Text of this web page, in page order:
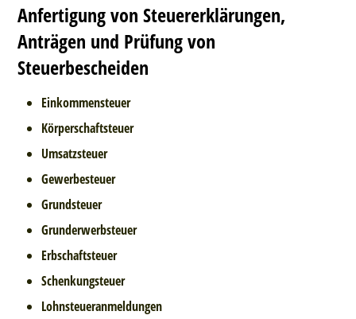
Anfertigung von Steuererklärungen,
Anträgen und Prüfung von
Steuerbescheiden
Einkommensteuer
Körperschaftsteuer
Umsatzsteuer
Gewerbesteuer
Grundsteuer
Grunderwerbsteuer
Erbschaftsteuer
Schenkungsteuer
Lohnsteueranmeldungen